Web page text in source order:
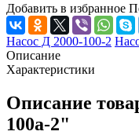
Добавить в избранное
Насос Д 2000-100-2
Описание
Характеристики
Описание
100а-2"